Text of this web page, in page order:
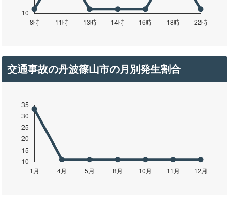
交通事故の丹波篠山市の月別発生割合